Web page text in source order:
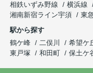
相鉄いずみ野線
横浜線
湘南新宿ライン宇須
東
駅から探す
鶴ケ峰
二俣川 希望ケ
東戸塚
和田町 保土ケ